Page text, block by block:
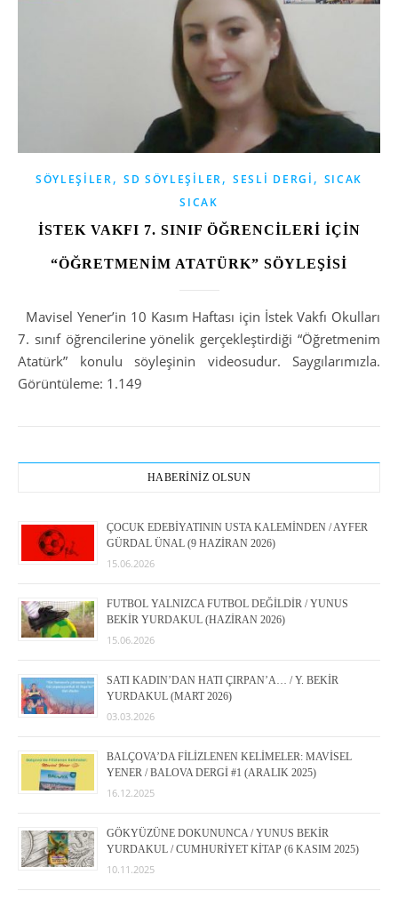
SÖYLEŞILER, SD SÖYLEŞILER, SESLI DERGI , SICAK
SICAK
İSTEK VAKFI 7. SINIF ÖĞRENCİLERİ İÇİN
“ÖĞRETMENİM ATATÜRK” SÖYLEŞİSİ
Mavisel Yener’in 10 Kasım Haftası için İstek Vakfı Okulları
7. sınıf öğrencilerine yönelik gerçekleştirdiği “Öğretmenim
Atatürk” konulu söyleşinin videosudur. Saygılarımızla.
Görüntüleme: 1.149
HABERİNİZ OLSUN
ÇOCUK EDEBİYATININ USTA KALEMİNDEN / AYFER
GÜRDAL ÜNAL (9 HAZİRAN 2026)
15.06.2026
FUTBOL YALNIZCA FUTBOL DEĞİLDİR / YUNUS
BEKİR YURDAKUL (HAZİRAN 2026)
15.06.2026
SATI KADIN’DAN HATI ÇIRPAN’A… / Y. BEKİR
YURDAKUL (MART 2026)
03.03.2026
BALÇOVA’DA FİLİZLENEN KELİMELER: MAVİSEL
YENER / BALOVA DERGİ #1 (ARALIK 2025)
16.12.2025
GÖKYÜZÜNE DOKUNUNCA / YUNUS BEKİR
YURDAKUL / CUMHURİYET KİTAP (6 KASIM 2025)
10.11.2025